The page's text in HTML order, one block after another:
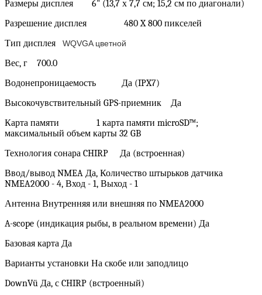
Размеры дисплея 6" (13,7 х 7,7 см; 15,2 см по диагонали)
Разрешение дисплея 480 X 800 пикселей
Тип дисплея WQVGA цветной
Вес, г 700.0
Водонепроницаемость Да (IPX7)
Высокочувствительный GPS-приемник Да
Карта памяти 1 карта памяти microSD™;
максимальный объем карты 32 GB
Технология сонара CHIRP Да (встроенная)
Ввод/вывод NMEA Да, Количество штырьков датчика
NMEA2000 - 4, Вход - 1, Выход - 1
Антенна Внутренняя или внешняя по NMEA2000
A-scope (индикация рыбы, в реальном времени) Да
Базовая карта Да
Варианты установки На скобе или заподлицо
DownVü Да, с CHIRP (встроенный)